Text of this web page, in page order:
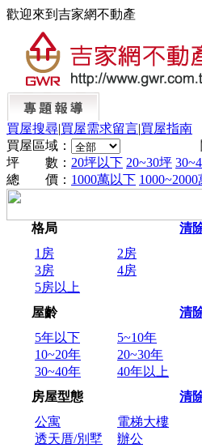
歡迎來到吉家網不動產
買屋搜尋|買屋需求留言|買屋指南
買屋區域：
坪 數： 20坪以下 20~30坪
總 價： 1000萬以下 1000~2000
格局
清
1房
2房
3房
4房
5房以上
屋齡
清
5年以下
5~10年
10~20年
20~30年
30~40年
40年以上
房屋型態
清
公寓
電梯大樓
透天厝/別墅
辦公